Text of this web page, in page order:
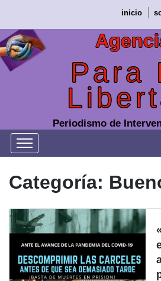
contenido
inicio
Para
Periodismo de
Categoría: